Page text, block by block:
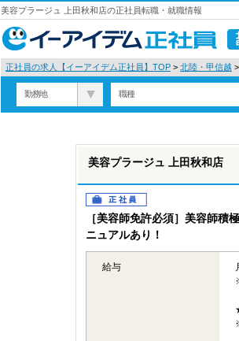
美容プラージュ 上田秋和店の正社員転職・就職情報
北
越
正社員の求人【イーアイデム正社員】TOP > 北陸・甲信越 >
勤務地 職種
美容プラージュ 上田秋和店
正社員
［美容師免許必須］美容師
ニュアルあり！
給与